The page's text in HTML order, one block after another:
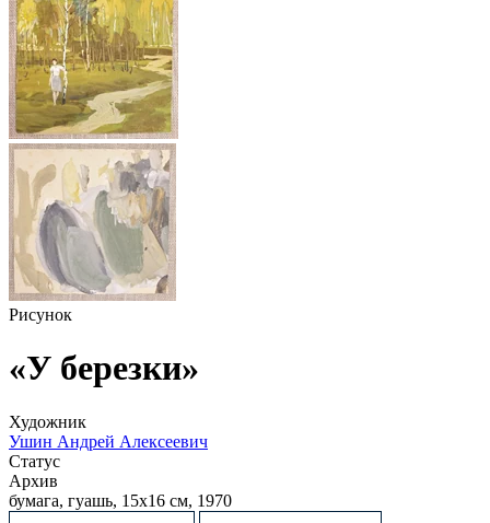
Рисунок
«У березки»
Художник
Ушин Андрей Алексеевич
Статус
Архив
бумага, гуашь, 15х16 см, 1970